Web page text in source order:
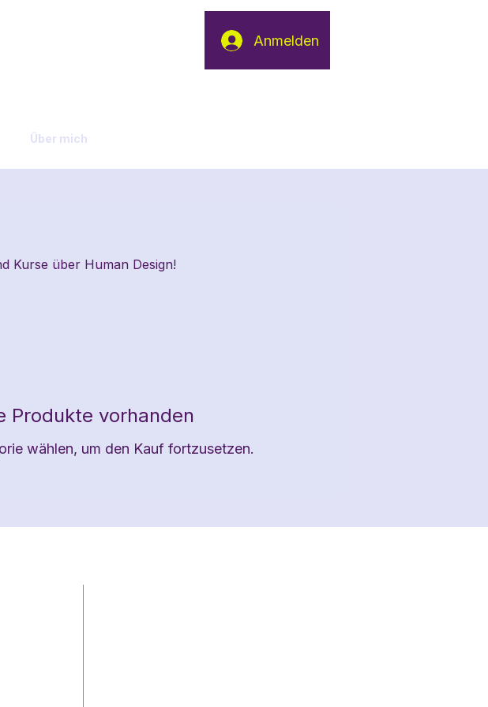
Anmelden
Über mich
Kurse über Human Design!
Produkte vorhanden
wählen, um den Kauf fortzusetzen.